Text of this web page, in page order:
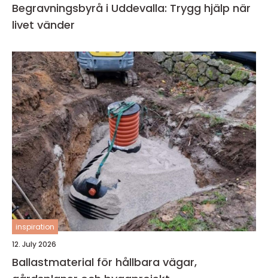
Begravningsbyrå i Uddevalla: Trygg hjälp när
livet vänder
inspiration
12. July 2026
Ballastmaterial för hållbara vägar,